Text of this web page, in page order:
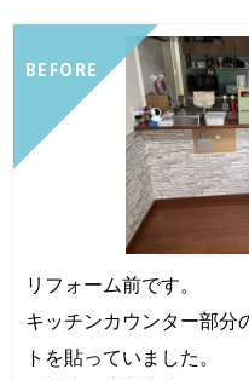
BEFORE
リフォーム前です。
キッチンカウンター部分
トを貼っていました。